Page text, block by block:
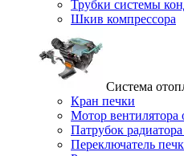
Трубки системы
Шкив компрессора
Система
Кран печки
Мотор вентилятора
Патрубок
Переключатель